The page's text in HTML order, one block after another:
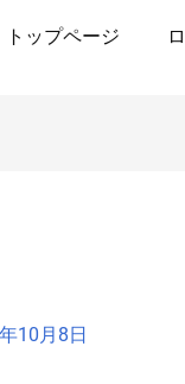
トップページ
10月8日